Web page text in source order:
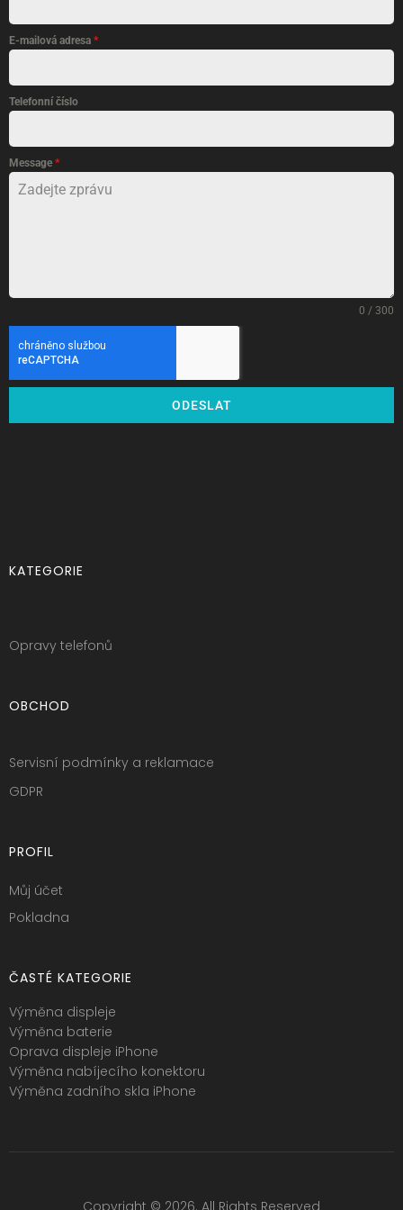
E-mailová adresa *
Telefonní číslo
Message *
0 / 300
ODESLAT
KATEGORIE
Opravy telefonů
OBCHOD
Servisní podmínky a reklamace
GDPR
PROFIL
Můj účet
Pokladna
ČASTÉ KATEGORIE
Výměna displeje
Výměna baterie
Oprava displeje iPhone
Výměna nabíjecího konektoru
Výměna zadního skla iPhone
Copyright © 2026. All Rights Reserved